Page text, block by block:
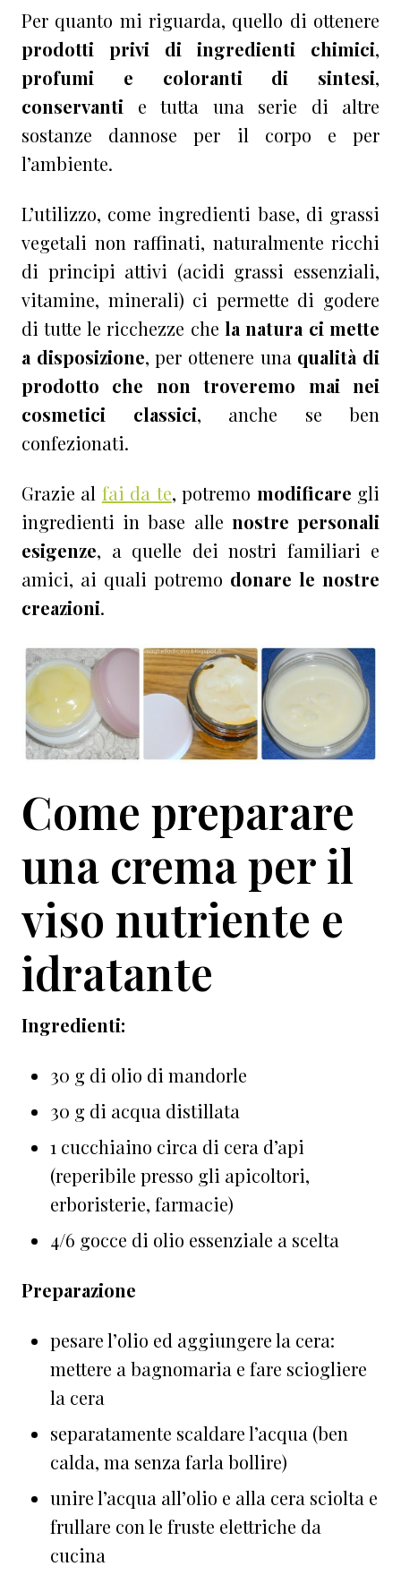
Per quanto mi riguarda, quello di ottenere
prodotti privi di ingredienti chimici,
profumi e coloranti di sintesi,
conservanti e tutta una serie di altre
sostanze dannose per il corpo e per
l’ambiente.
L’utilizzo, come ingredienti base, di grassi
vegetali non raffinati, naturalmente ricchi
di principi attivi (acidi grassi essenziali,
vitamine, minerali) ci permette di godere
di tutte le ricchezze che la natura ci mette
a disposizione, per ottenere una qualità di
prodotto che non troveremo mai nei
cosmetici classici, anche se ben
confezionati.
Grazie al fai da te, potremo modificare gli
ingredienti in base alle nostre personali
esigenze, a quelle dei nostri familiari e
amici, ai quali potremo donare le nostre
creazioni.
Come preparare
una crema per il
viso nutriente e
idratante
Ingredienti:
30 g di olio di mandorle
30 g di acqua distillata
1 cucchiaino circa di cera d’api
(reperibile presso gli apicoltori,
erboristerie, farmacie)
4/6 gocce di olio essenziale a scelta
Preparazione
pesare l’olio ed aggiungere la cera:
mettere a bagnomaria e fare sciogliere
la cera
separatamente scaldare l’acqua (ben
calda, ma senza farla bollire)
unire l’acqua all’olio e alla cera sciolta e
frullare con le fruste elettriche da
cucina